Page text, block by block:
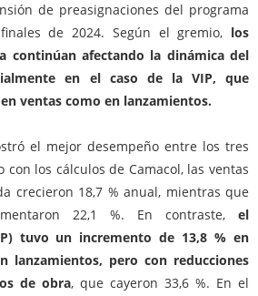
de preasignaciones del programa
de 2024. Según el gremio, los
continúan afectando la dinámica del
en el caso de la VIP, que
ventas como en lanzamientos.
el mejor desempeño entre los tres
con los cálculos de Camacol, las ventas
crecieron 18,7 % anual, mientras que
22,1 %. En contraste, el
tuvo un incremento de 13,8 % en
lanzamientos, pero con reducciones
de obra, que cayeron 33,6 %. En el